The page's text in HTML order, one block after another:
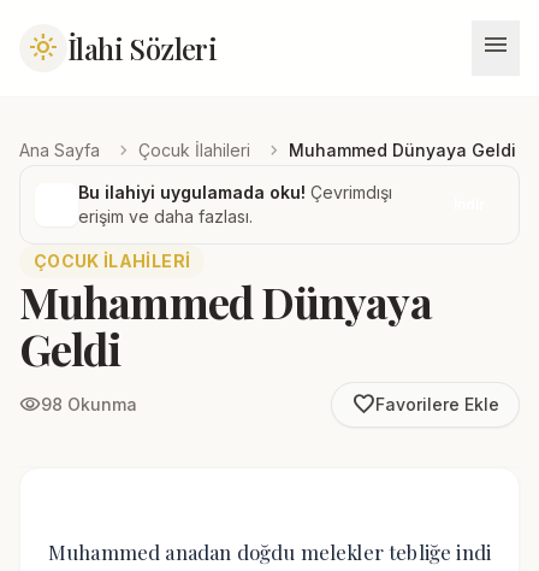
light_mode İlahi Sözleri menu
Ana Sayfa chevron_right Çocuk İlahileri chevron_right Muhammed Dünyaya Geldi
Bu ilahiyi uygulamada oku! Çevrimdışı
erişim ve daha fazlası.
ÇOCUK İLAHILERI
Muhammed Dünyaya
Geldi
visibility98 Okunma favorite_borderFavorilere Ekle
Muhammed anadan doğdu melekler tebliğe indi